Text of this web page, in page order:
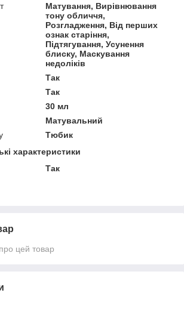
Матування, Вирівнювання
тону обличчя,
Розгладження, Від перших
ознак старіння,
Підтягування, Усунення
блиску, Маскування
недоліків
Так
Так
30 мл
Матувальний
Тюбик
характеристики
Так
цей товар